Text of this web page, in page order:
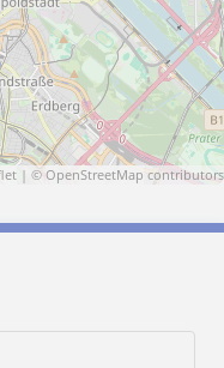
| © OpenStreetMap contributors